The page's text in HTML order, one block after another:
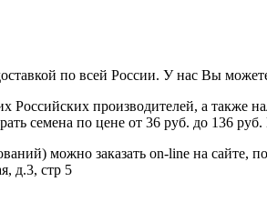
по всей России. У нас Вы
производителей, а также
семена по цене от 36 руб. до 136 руб.
можно заказать on-line на сайте,
д.3, стр 5